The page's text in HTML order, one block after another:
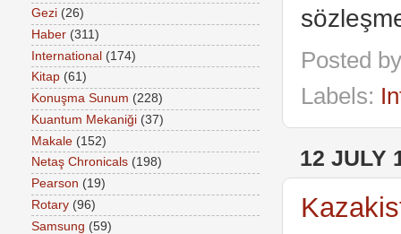
Posted
Labels:
12 JULY
Gezi (26)
Haber (311)
International (174)
Kitap (61)
Konuşma Sunum (228)
Kuantum Mekaniği (37)
Makale (152)
Netaş Chronicals (198)
Pearson (19)
Rotary (96)
Samsung (59)